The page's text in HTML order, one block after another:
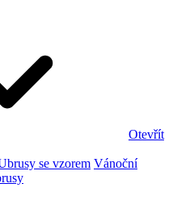
Otevřít
se vzorem Vánoční